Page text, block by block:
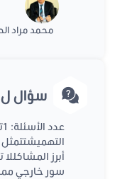
محمد مراد
سؤال ل
التهميشتتمثل
أبرز
سور خارجي